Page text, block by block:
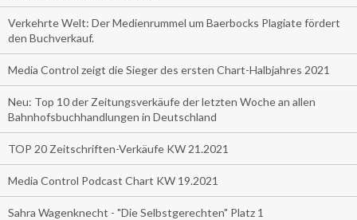
Verkehrte Welt: Der Medienrummel um Baerbocks Plagiate fördert
den Buchverkauf.
Media Control zeigt die Sieger des ersten Chart-Halbjahres 2021
Neu: Top 10 der Zeitungsverkäufe der letzten Woche an allen
Bahnhofsbuchhandlungen in Deutschland
TOP 20 Zeitschriften-Verkäufe KW 21.2021
Media Control Podcast Chart KW 19.2021
Sahra Wagenknecht - "Die Selbstgerechten" Platz 1